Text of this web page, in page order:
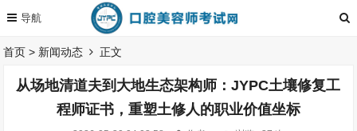
首页 > 新闻动态 正文
从场地清道夫到大地生态架构师：JYPC土壤修复工
程师证书，重塑土修人的职业价值坐标